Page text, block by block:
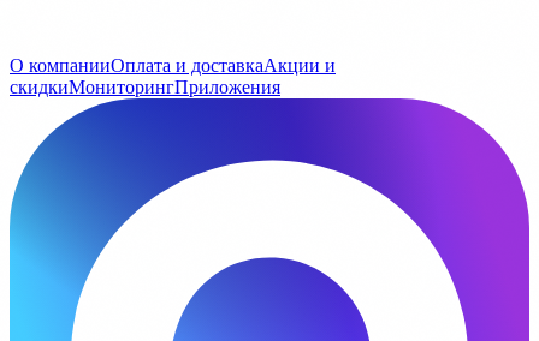
О компанииОплата и доставкаАкции и
скидкиМониторингПриложения